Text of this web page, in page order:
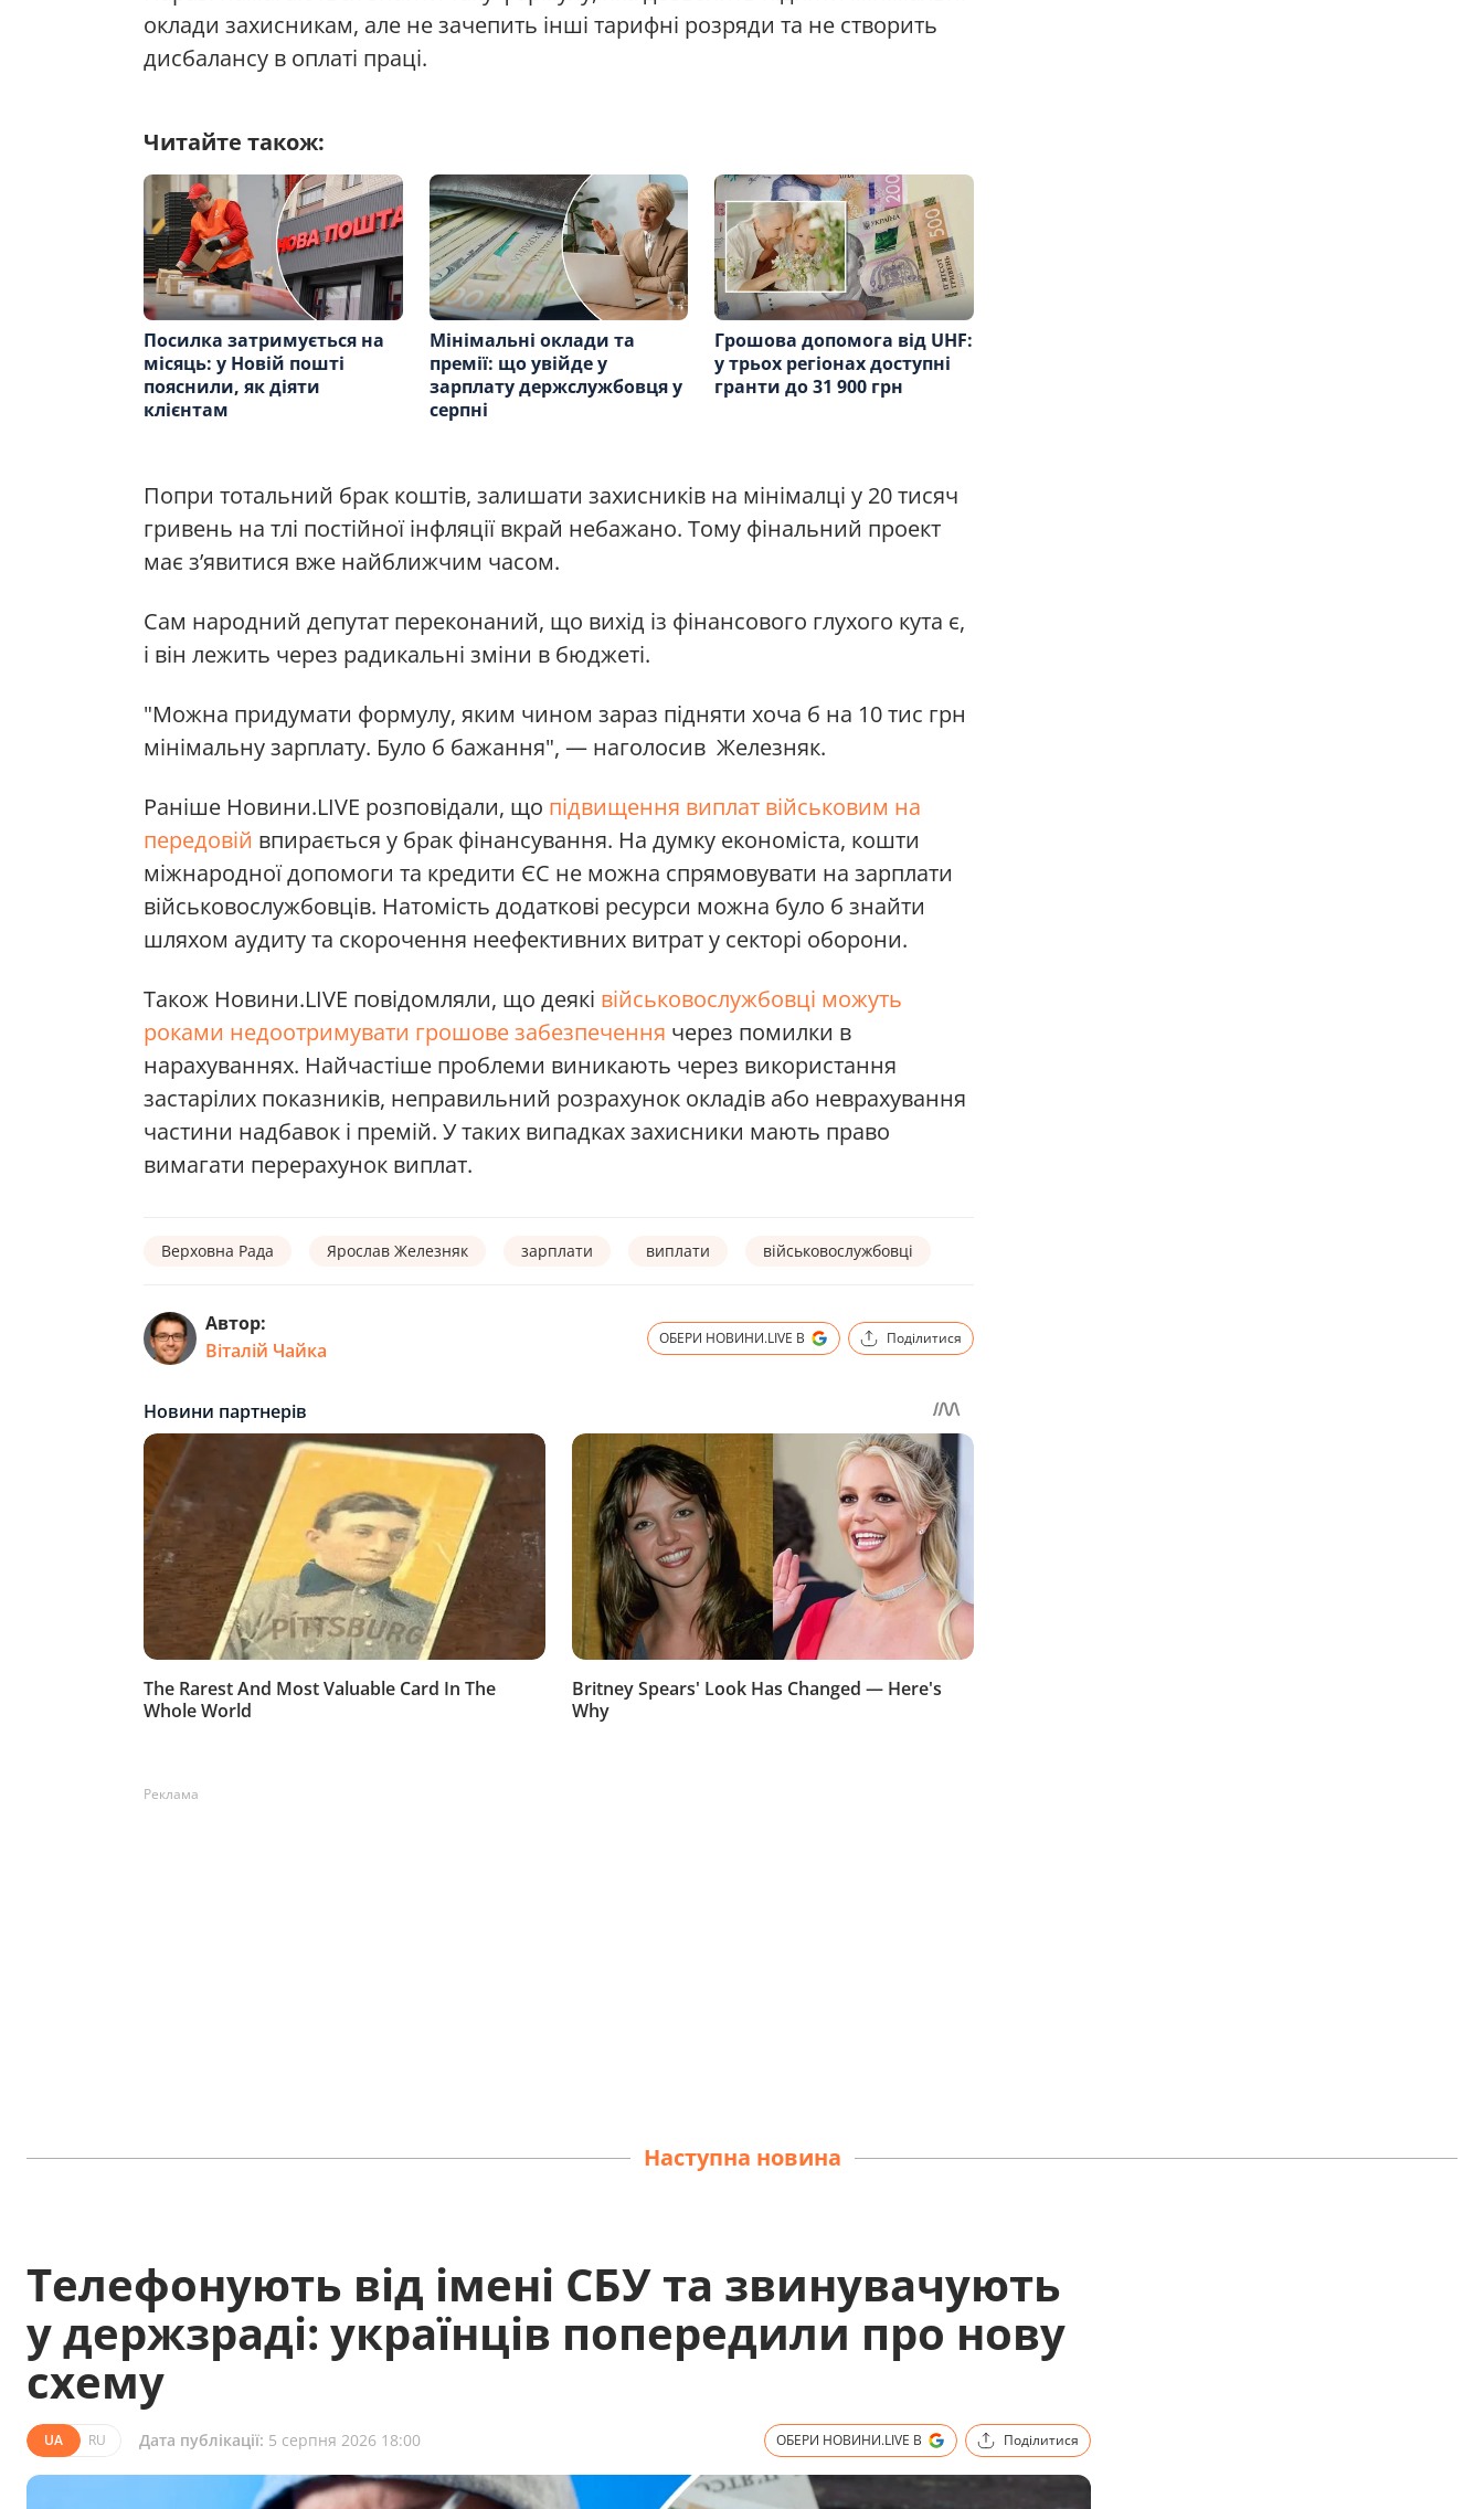
оклади захисникам, але не зачепить інші тарифні розряди та не створить
дисбалансу в оплаті праці.
Читайте також:
Посилка затримується на
місяць: у Новій пошті
пояснили, як діяти
клієнтам
Мінімальні оклади та
премії: що увійде у
зарплату держслужбовця у
серпні
Грошова допомога від UHF:
у трьох регіонах доступні
гранти до 31 900 грн
Попри тотальний брак коштів, залишати захисників на мінімалці у 20 тисяч
гривень на тлі постійної інфляції вкрай небажано. Тому фінальний проект
має з’явитися вже найближчим часом.
Сам народний депутат переконаний, що вихід із фінансового глухого кута є,
і він лежить через радикальні зміни в бюджеті.
"Можна придумати формулу, яким чином зараз підняти хоча б на 10 тис грн
мінімальну зарплату. Було б бажання", — наголосив Железняк.
Раніше Новини.LIVE розповідали, що підвищення виплат військовим на
передовій впирається у брак фінансування. На думку економіста, кошти
міжнародної допомоги та кредити ЄС не можна спрямовувати на зарплати
військовослужбовців. Натомість додаткові ресурси можна було б знайти
шляхом аудиту та скорочення неефективних витрат у секторі оборони.
Також Новини.LIVE повідомляли, що деякі військовослужбовці можуть
роками недоотримувати грошове забезпечення через помилки в
нарахуваннях. Найчастіше проблеми виникають через використання
застарілих показників, неправильний розрахунок окладів або неврахування
частини надбавок і премій. У таких випадках захисники мають право
вимагати перерахунок виплат.
Верховна Рада Ярослав Железняк зарплати виплати військовослужбовці
Автор:
Віталій Чайка
ОБЕРИ НОВИНИ.LIVE В Поділитися
Реклама
Наступна новина
Телефонують від імені СБУ та звинувачують
у держзраді: українців попередили про нову
схему
UA RU Дата публікації: 5 серпня 2026 18:00 ОБЕРИ НОВИНИ.LIVE В Поділитися